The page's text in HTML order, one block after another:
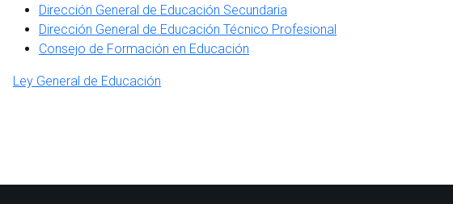
Dirección General de Educación Secundaria
Dirección General de Educación Técnico Profesional
Consejo de Formación en Educación
Ley General de Educación